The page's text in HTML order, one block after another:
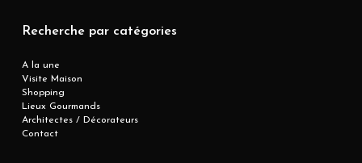
Recherche par catégories
A la une
Visite Maison
Shopping
Lieux Gourmands
Architectes / Décorateurs
Contact